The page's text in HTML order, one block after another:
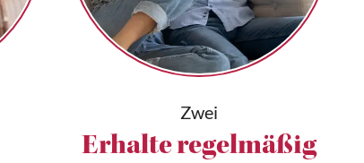
Zwei
Erhalte regelmäßig